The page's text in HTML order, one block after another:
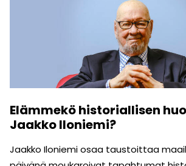
Elämmekö historiallisen
Jaakko Iloniemi?
Jaakko Iloniemi osaa taustoittaa